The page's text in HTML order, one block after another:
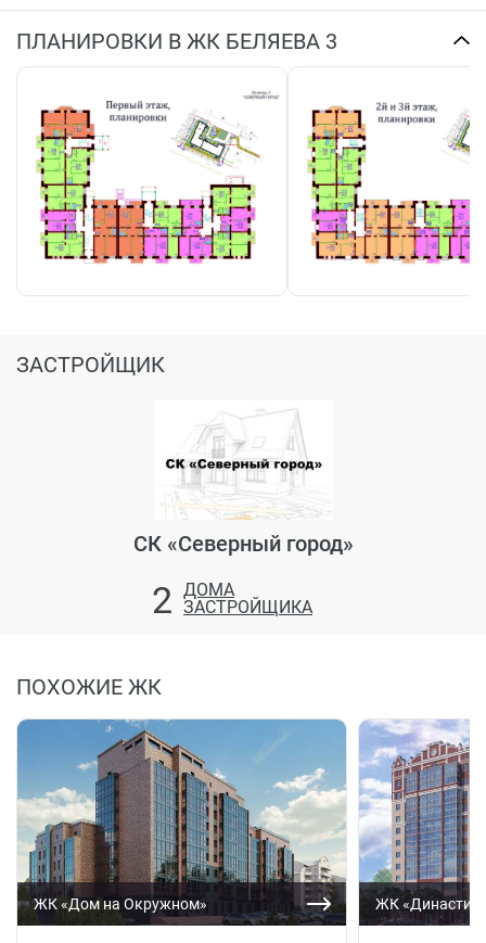
ПЛАНИРОВКИ В ЖК БЕЛЯЕВА 3
ЗАСТРОЙЩИК
СК «Северный город»
2 ДОМА
ЗАСТРОЙЩИКА
ПОХОЖИЕ ЖК
ЖК «Дом на Окружном» ЖК